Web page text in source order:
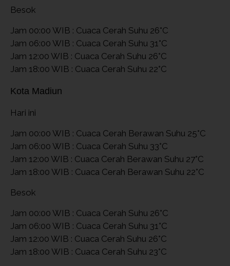
Besok
Jam 00:00 WIB : Cuaca Cerah Suhu 26°C
Jam 06:00 WIB : Cuaca Cerah Suhu 31°C
Jam 12:00 WIB : Cuaca Cerah Suhu 26°C
Jam 18:00 WIB : Cuaca Cerah Suhu 22°C
Kota Madiun
Hari ini
Jam 00:00 WIB : Cuaca Cerah Berawan Suhu 25°C
Jam 06:00 WIB : Cuaca Cerah Suhu 33°C
Jam 12:00 WIB : Cuaca Cerah Berawan Suhu 27°C
Jam 18:00 WIB : Cuaca Cerah Berawan Suhu 22°C
Besok
Jam 00:00 WIB : Cuaca Cerah Suhu 26°C
Jam 06:00 WIB : Cuaca Cerah Suhu 31°C
Jam 12:00 WIB : Cuaca Cerah Suhu 26°C
Jam 18:00 WIB : Cuaca Cerah Suhu 23°C